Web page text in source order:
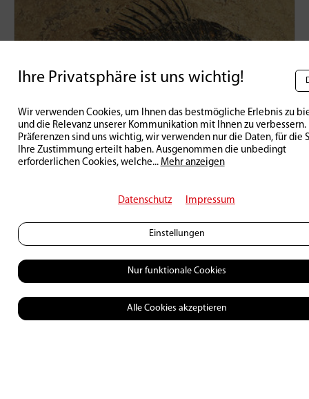
Ihre Privatsphäre ist uns wichtig!
Wir verwenden Cookies, um Ihnen das bestmögliche Erlebnis zu
und die Relevanz unserer Kommunikation mit Ihnen zu verbessern.
Präferenzen sind uns wichtig, wir verwenden nur die Daten, für die
Ihre Zustimmung erteilt haben. Ausgenommen die unbedingt
erforderlichen Cookies, welche... Mehr anzeigen
Datenschutz Impressum
Einstellungen
Nur funktionale Cookies
Alle Cookies akzeptieren